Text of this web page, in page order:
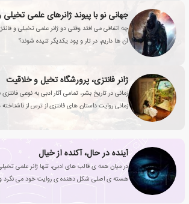
جهانی نو با پیوند ژانرهای علمی تخیلی
چه اتفاقی می افتد وقتی دو ژانر علمی تخیلی و
آن ها داریم، در تار و پود یکدیگر تنیده شوند؟
ژانر فانتزی، پرورشگاه تخیل و خلاقیت
زمانی در تاریخ بشر، تمامی آثار ادبی به نوعی
زمانی روایت داستان های فانتزی از ترس از
آینده در حال، آکنده از خیال
در میان همه ی قالب های ادبی، تنها ژانر علمی
هسته ی اصلی شکل دهنده ی روایت خود می نگرد